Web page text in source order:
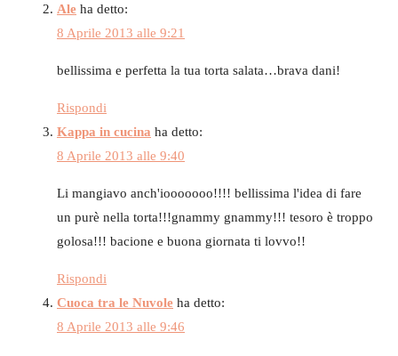
Ale ha detto:
8 Aprile 2013 alle 9:21
bellissima e perfetta la tua torta salata…brava dani!
Rispondi
Kappa in cucina ha detto:
8 Aprile 2013 alle 9:40
Li mangiavo anch'iooooooo!!!! bellissima l'idea di fare
un purè nella torta!!!gnammy gnammy!!! tesoro è troppo
golosa!!! bacione e buona giornata ti lovvo!!
Rispondi
Cuoca tra le Nuvole ha detto:
8 Aprile 2013 alle 9:46